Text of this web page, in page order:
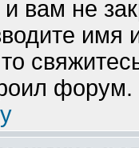
вам не
форум.